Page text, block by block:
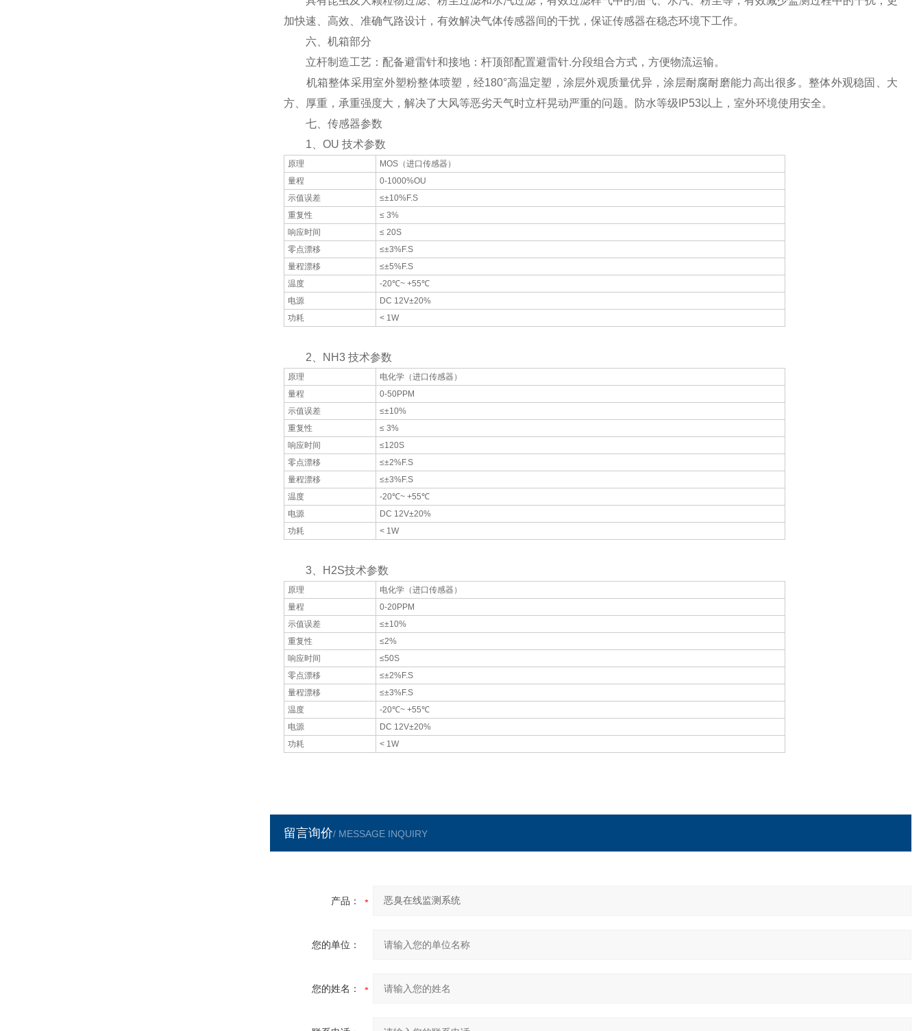
加快速、高效、准确气路设计，有效解决气体传感器间的干扰，保证传感器在稳态环境下工作。
六、机箱部分
立杆制造工艺：配备避雷针和接地：杆顶部配置避雷针.分段组合方式，方便物流运输。
机箱整体采用室外塑粉整体喷塑，经180°高温定塑，涂层外观质量优异，涂层耐腐耐磨能力高出很多。整体外观稳固、大
方、厚重，承重强度大，解决了大风等恶劣天气时立杆晃动严重的问题。防水等级IP53以上，室外环境使用安全。
七、传感器参数
1、OU 技术参数
原理
MOS（进口传感器）
量程
0-1000%OU
示值误差
≤±10%F.S
重复性
≤ 3%
响应时间
≤ 20S
零点漂移
≤±3%F.S
量程漂移
≤±5%F.S
温度
-20℃~ +55℃
电源
DC 12V±20%
功耗
< 1W
2、NH3 技术参数
原理
电化学（进口传感器）
量程
0-50PPM
示值误差
≤±10%
重复性
≤ 3%
响应时间
≤120S
零点漂移
≤±2%F.S
量程漂移
≤±3%F.S
温度
-20℃~ +55℃
电源
DC 12V±20%
功耗
< 1W
3、H2S技术参数
原理
电化学（进口传感器）
量程
0-20PPM
示值误差
≤±10%
重复性
≤2%
响应时间
≤50S
零点漂移
≤±2%F.S
量程漂移
≤±3%F.S
温度
-20℃~ +55℃
电源
DC 12V±20%
功耗
< 1W
留言询价/ MESSAGE INQUIRY
产品：
您的单位：
您的姓名：